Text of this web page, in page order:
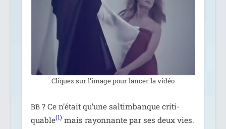
Cliquez sur l’i­mage pour lan­cer la vidéo
BB? Ce n’é­tait qu’une sal­tim­banque cri­ti­
quable(1) mais rayon­nante par ses deux vies.